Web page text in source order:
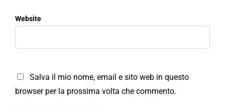
Website
Salva il mio nome, email e sito web in questo
browser per la prossima volta che commento.